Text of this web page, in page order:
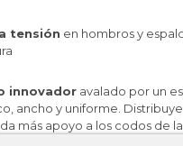
tensión en hombros y
innovadoravalado por un
ancho y uniforme.
más apoyo a los codos de